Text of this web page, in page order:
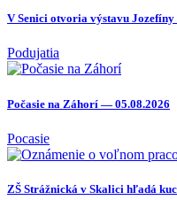
V Senici otvoria výstavu
Podujatia
Počasie na Záhorí — 05.08.2026
Pocasie
ZŠ Strážnická v Skalici hľadá